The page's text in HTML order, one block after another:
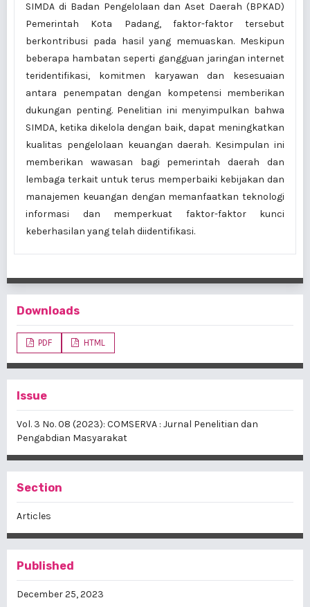
SIMDA di Badan Pengelolaan dan Aset Daerah (BPKAD)
Pemerintah Kota Padang, faktor-faktor tersebut
berkontribusi pada hasil yang memuaskan. Meskipun
beberapa hambatan seperti gangguan jaringan internet
teridentifikasi, komitmen karyawan dan kesesuaian
antara penempatan dengan kompetensi memberikan
dukungan penting. Penelitian ini menyimpulkan bahwa
SIMDA, ketika dikelola dengan baik, dapat meningkatkan
kualitas pengelolaan keuangan daerah. Kesimpulan ini
memberikan wawasan bagi pemerintah daerah dan
lembaga terkait untuk terus memperbaiki kebijakan dan
manajemen keuangan dengan memanfaatkan teknologi
informasi dan memperkuat faktor-faktor kunci
keberhasilan yang telah diidentifikasi.
Downloads
PDF HTML
Issue
Vol. 3 No. 08 (2023): COMSERVA : Jurnal Penelitian dan
Pengabdian Masyarakat
Section
Articles
Published
December 25, 2023